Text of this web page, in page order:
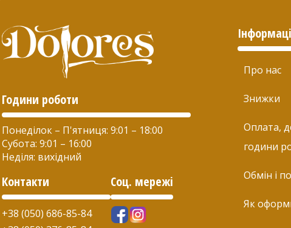
Години роботи
Понеділок – П'ятниця: 9:01 – 18:00
Субота: 9:01 – 16:00
Неділя: вихідний
Контакти
+38 (050) 686-85-84
Соц. мережі
Про нас
Знижки
Оплата,
години
Обмін і
Як